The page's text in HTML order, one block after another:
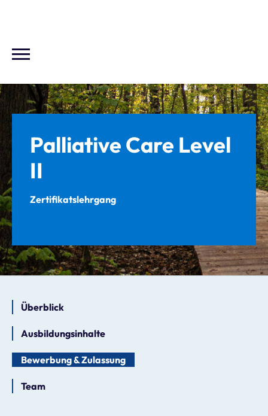
Palliative Care Level
II
Zertifikatslehrgang
Überblick
Ausbildungsinhalte
Bewerbung & Zulassung
Team